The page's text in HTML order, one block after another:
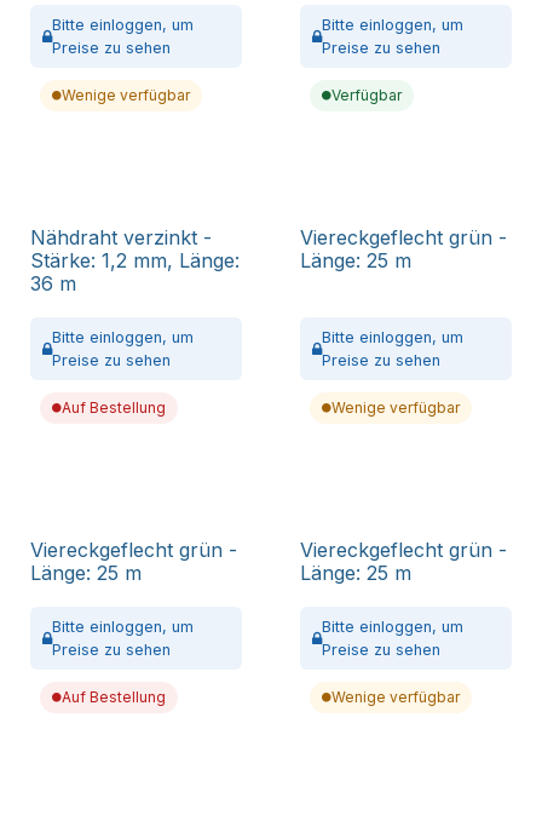
Bitte einloggen, um
Preise zu sehen
Wenige verfügbar
Bitte einloggen, um
Preise zu sehen
Verfügbar
Nähdraht verzinkt -
Stärke: 1,2 mm, Länge:
36 m
Bitte einloggen, um
Preise zu sehen
Auf Bestellung
Viereckgeflecht grün -
Länge: 25 m
Bitte einloggen, um
Preise zu sehen
Wenige verfügbar
Viereckgeflecht grün -
Länge: 25 m
Bitte einloggen, um
Preise zu sehen
Auf Bestellung
Viereckgeflecht grün -
Länge: 25 m
Bitte einloggen, um
Preise zu sehen
Wenige verfügbar